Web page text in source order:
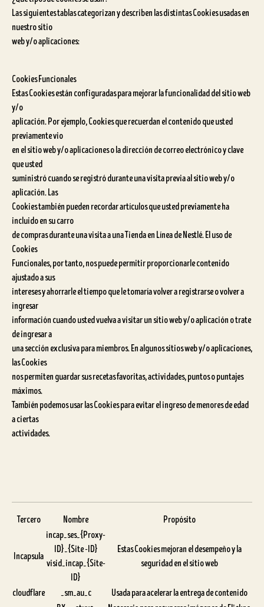
Las siguientes tablas categorizan y describen las distintas Cookies usadas en
nuestro sitio
web y/o aplicaciones:
Cookies Funcionales
Estas Cookies están configuradas para mejorar la funcionalidad del sitio web
y/o
aplicación. Por ejemplo, Cookies que recuerdan el contenido que usted
previamente vio
en el sitio web y/o aplicaciones o la dirección de correo electrónico y clave
que usted
suministró cuando se registró durante una visita previa al sitio web y/o
aplicación. Las
Cookies también pueden recordar artículos que usted previamente ha
incluido en su carro
de compras durante una visita a una Tienda en Línea de Nestlé. El uso de
Cookies
Funcionales, por tanto, nos puede permitir proporcionarle contenido
ajustado a sus
intereses y ahorrarle el tiempo que le tomaría volver a registrarse o volver a
ingresar
información cuando usted vuelva a visitar un sitio web y/o aplicación o trate
de ingresar a
una sección exclusiva para miembros. En algunos sitios web y/o aplicaciones,
las Cookies
nos permiten guardar sus recetas favoritas, actividades, puntos o puntajes
máximos.
También podemos usar las Cookies para evitar el ingreso de menores de edad
a ciertas
actividades.
Tercero Nombre Propósito
Incapsula
incap_ses_{Proxy-
ID}_{Site -ID}
visid_incap_{Site-
ID}
Estas Cookies mejoran el desempeño y la
seguridad en el sitio web
cloudflare _sm_au_c
Usada para acelerar la entrega de contenido